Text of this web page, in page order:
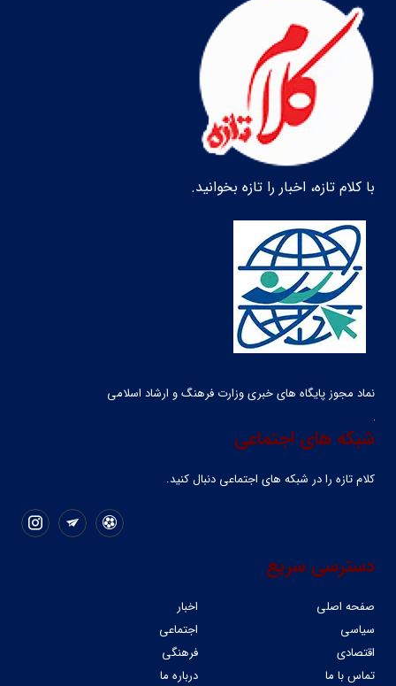
با کلام تازه، اخبار را تازه بخوانید.
نماد مجوز پایگاه های خبری وزارت فرهنگ و ارشاد اسلامی
شبکه های اجتماعی
کلام تازه را در شبکه ‌های اجتماعی دنبال کنید.
دسترسی سریع
صفحه اصلی
اخبار
سیاسی
اجتماعی
اقتصادی
فرهنگی
تماس با ما
درباره ما